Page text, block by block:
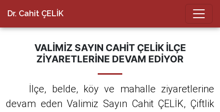
Dr. Cahit ÇELİK
VALIMIZ SAYIN CAHIT ÇELIK İLÇE
ZIYARETLERINE DEVAM EDIYOR
İlçe, belde, köy ve mahalle ziyaretlerine
devam eden Valimiz Sayın Cahit ÇELİK, Çiftlik